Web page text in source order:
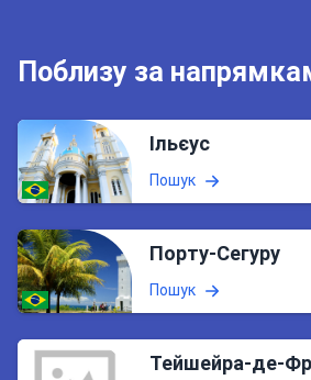
Поблизу за
Ільєус
Пошук
Порту-Сегуру
Пошук
Тейшейра-де-